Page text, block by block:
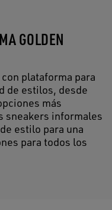
GOLDEN
plataforma para
de estilos, desde
más
sneakers informales
estilo para una
para todos los